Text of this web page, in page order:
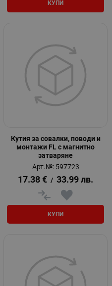
КУПИ
Кутия за совалки, поводи и
монтажи FL с магнитно
затваряне
Арт.№: 597723
17.38 € / 33.99 лв.
КУПИ